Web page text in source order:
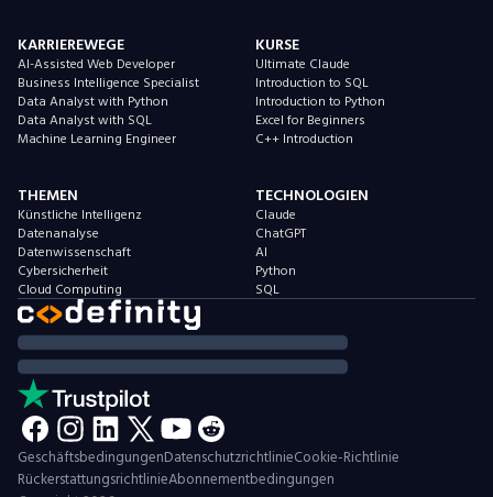
KARRIEREWEGE
AI-Assisted Web Developer
Business Intelligence Specialist
Data Analyst with Python
Data Analyst with SQL
Machine Learning Engineer
KURSE
Ultimate Claude
Introduction to SQL
Introduction to Python
Excel for Beginners
C++ Introduction
THEMEN
Künstliche Intelligenz
Datenanalyse
Datenwissenschaft
Cybersicherheit
Cloud Computing
TECHNOLOGIEN
Claude
ChatGPT
AI
Python
SQL
GeschäftsbedingungenDatenschutzrichtlinieCookie-Richtlinie
RückerstattungsrichtlinieAbonnementbedingungen